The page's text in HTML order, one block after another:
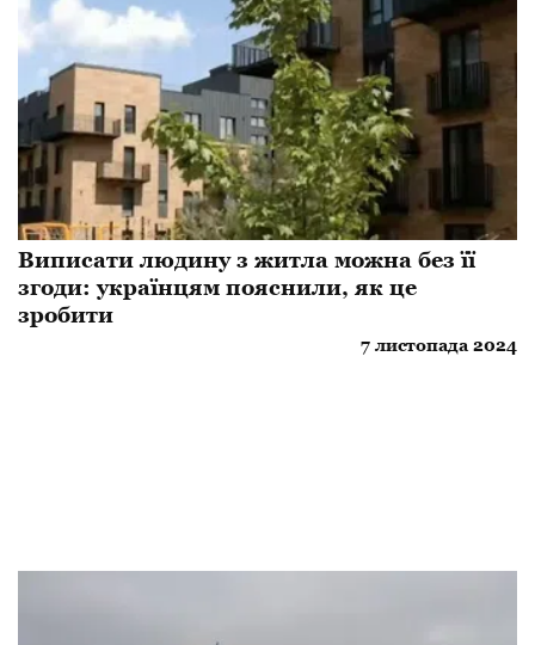
Виписати людину з житла можна без її
згоди: українцям пояснили, як це
зробити
7 листопада 2024